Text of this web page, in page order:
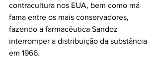
contracultura nos EUA, bem como má
fama entre os mais conservadores,
fazendo a farmacêutica Sandoz
interromper a distribuição da substância
em 1966.